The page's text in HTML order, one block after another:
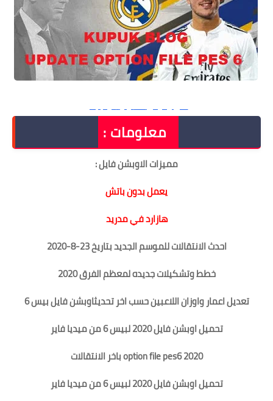
معلومات :
مميزات الاوبشن فايل :
يعمل بدون باتش
هازارد في مدريد
احدث الانتقالات للموسم الجديد بتاريخ 23-8-2020
خطط وتشكيلات جديده لمعظم الفرق 2020
تعديل اعمار واوزان اللاعبين حسب اخر تحديثاوبشن فايل بيس 6
تحميل اوبشن فايل 2020 لبيس 6 من ميديا فاير
option file pes6 2020 باخر الانتقالات
تحميل اوبشن فايل 2020 لبيس 6 من ميديا فاير